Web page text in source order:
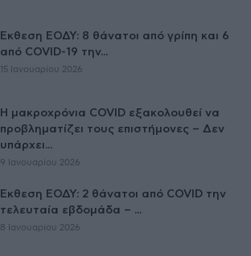
Έκθεση ΕΟΔΥ: 8 θάνατοι από γρίπη και 6
από COVID-19 την...
15 Ιανουαρίου 2026
Η μακροχρόνια COVID εξακολουθεί να
προβληματίζει τους επιστήμονες – Δεν
υπάρχει...
9 Ιανουαρίου 2026
Έκθεση ΕΟΔΥ: 2 θάνατοι από COVID την
τελευταία εβδομάδα – ...
8 Ιανουαρίου 2026